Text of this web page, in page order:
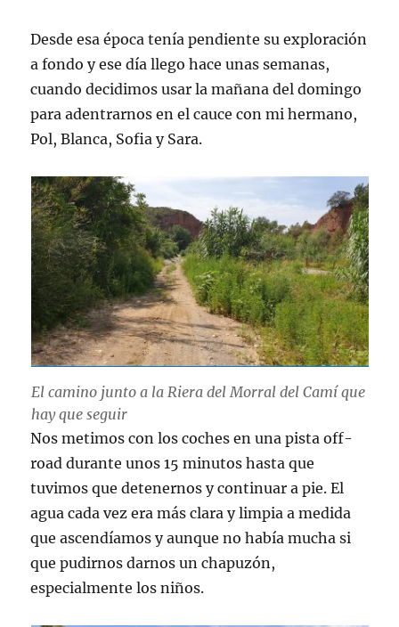
Desde esa época tenía pendiente su exploración
a fondo y ese día llego hace unas semanas,
cuando decidimos usar la mañana del domingo
para adentrarnos en el cauce con mi hermano,
Pol, Blanca, Sofia y Sara.
El camino junto a la Riera del Morral del Camí que
hay que seguir
Nos metimos con los coches en una pista off-
road durante unos 15 minutos hasta que
tuvimos que detenernos y continuar a pie. El
agua cada vez era más clara y limpia a medida
que ascendíamos y aunque no había mucha si
que pudirnos darnos un chapuzón,
especialmente los niños.